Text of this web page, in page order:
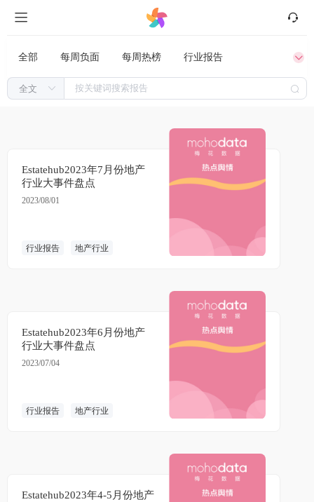
全部 每周负面 每周热榜 行业报告
干货分享 专家锐评
Estatehub2023年7月份地产
行业大事件盘点
2023/08/01
行业报告 地产行业
Estatehub2023年6月份地产
行业大事件盘点
2023/07/04
行业报告 地产行业
Estatehub2023年4-5月份地产